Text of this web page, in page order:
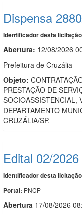
Dispensa
Identificador desta
Abertura: 12/08/2026
Prefeitura de Cruzália
Objeto:
PRESTAÇÃO DE
SOCIOASSISTENCIAL,
DEPARTAMENTO
CRUZÁLIA/SP.
Edital 02/2026
Identificador desta
Portal: PNCP
Abertura 17/08/2026